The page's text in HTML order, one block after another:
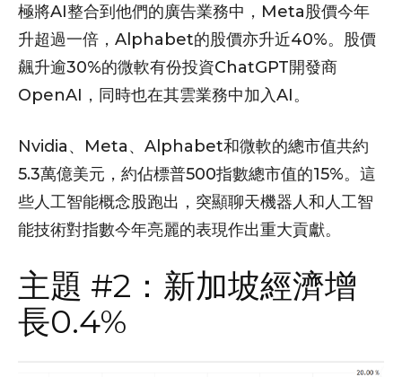
極將AI整合到他們的廣告業務中，Meta股價今年
升超過一倍，Alphabet的股價亦升近40%。股價
飆升逾30%的微軟有份投資ChatGPT開發商
OpenAI，同時也在其雲業務中加入AI。
Nvidia、Meta、Alphabet和微軟的總市值共約
5.3萬億美元，約佔標普500指數總市值的15%。這
些人工智能概念股跑出，突顯聊天機器人和人工智
能技術對指數今年亮麗的表現作出重大貢獻。
主題 #2：新加坡經濟增
長0.4%